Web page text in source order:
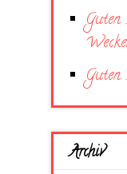
Archiv